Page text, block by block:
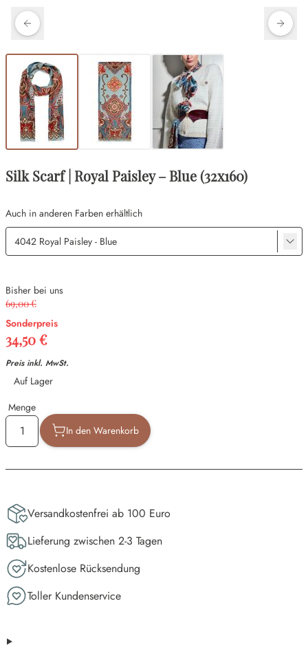
Silk Scarf | Royal Paisley – Blue (32x160)
Auch in anderen Farben erhältlich
Bisher bei uns
69,00 €
Sonderpreis
34,50 €
Preis inkl. MwSt.
Verfügbarkeit
Auf Lager
Menge
In den Warenkorb
Versandkostenfrei ab 100 Euro
Lieferung zwischen 2-3 Tagen
Kostenlose Rücksendung
Toller Kundenservice